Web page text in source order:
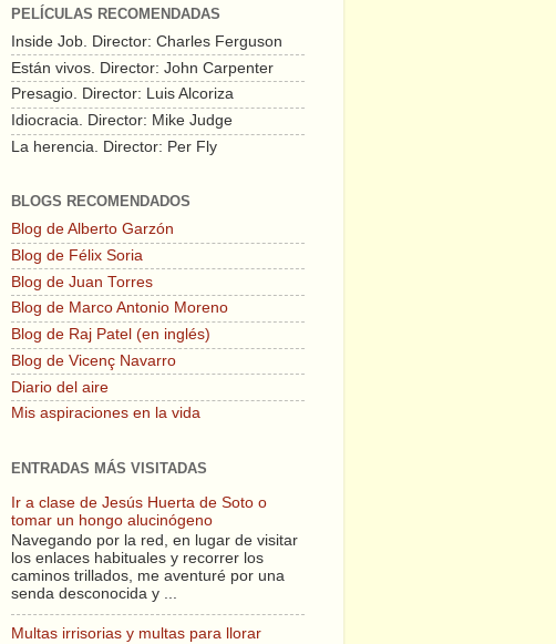
PELÍCULAS RECOMENDADAS
Inside Job. Director: Charles Ferguson
Están vivos. Director: John Carpenter
Presagio. Director: Luis Alcoriza
Idiocracia. Director: Mike Judge
La herencia. Director: Per Fly
BLOGS RECOMENDADOS
Blog de Alberto Garzón
Blog de Félix Soria
Blog de Juan Torres
Blog de Marco Antonio Moreno
Blog de Raj Patel (en inglés)
Blog de Vicenç Navarro
Diario del aire
Mis aspiraciones en la vida
ENTRADAS MÁS VISITADAS
Ir a clase de Jesús Huerta de Soto o
tomar un hongo alucinógeno
Navegando por la red, en lugar de visitar
los enlaces habituales y recorrer los
caminos trillados, me aventuré por una
senda desconocida y ...
Multas irrisorias y multas para llorar